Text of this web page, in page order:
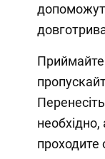
Приймайте
проходите